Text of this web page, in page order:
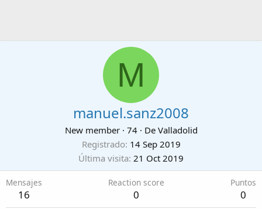
M
manuel.sanz2008
New member · 74 · De Valladolid
Registrado 14 Sep 2019
Última visita 21 Oct 2019
Mensajes
16
Reaction score
0
Puntos
0